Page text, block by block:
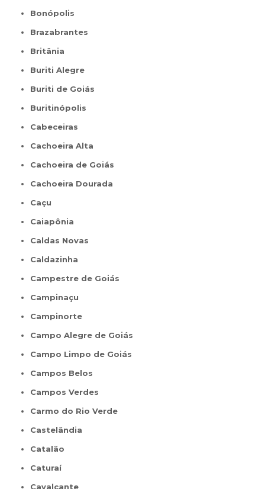
Bonópolis
Brazabrantes
Britânia
Buriti Alegre
Buriti de Goiás
Buritinópolis
Cabeceiras
Cachoeira Alta
Cachoeira de Goiás
Cachoeira Dourada
Caçu
Caiapônia
Caldas Novas
Caldazinha
Campestre de Goiás
Campinaçu
Campinorte
Campo Alegre de Goiás
Campo Limpo de Goiás
Campos Belos
Campos Verdes
Carmo do Rio Verde
Castelândia
Catalão
Caturaí
Cavalcante